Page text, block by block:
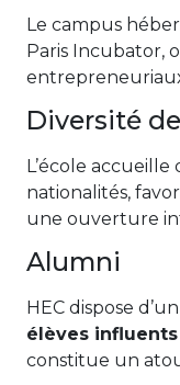
Le campus
Paris Incubator,
Diversité
L’école
nationalités,
une ouverture
Alumni
HEC dispose d’un
élèves influents
constitue un